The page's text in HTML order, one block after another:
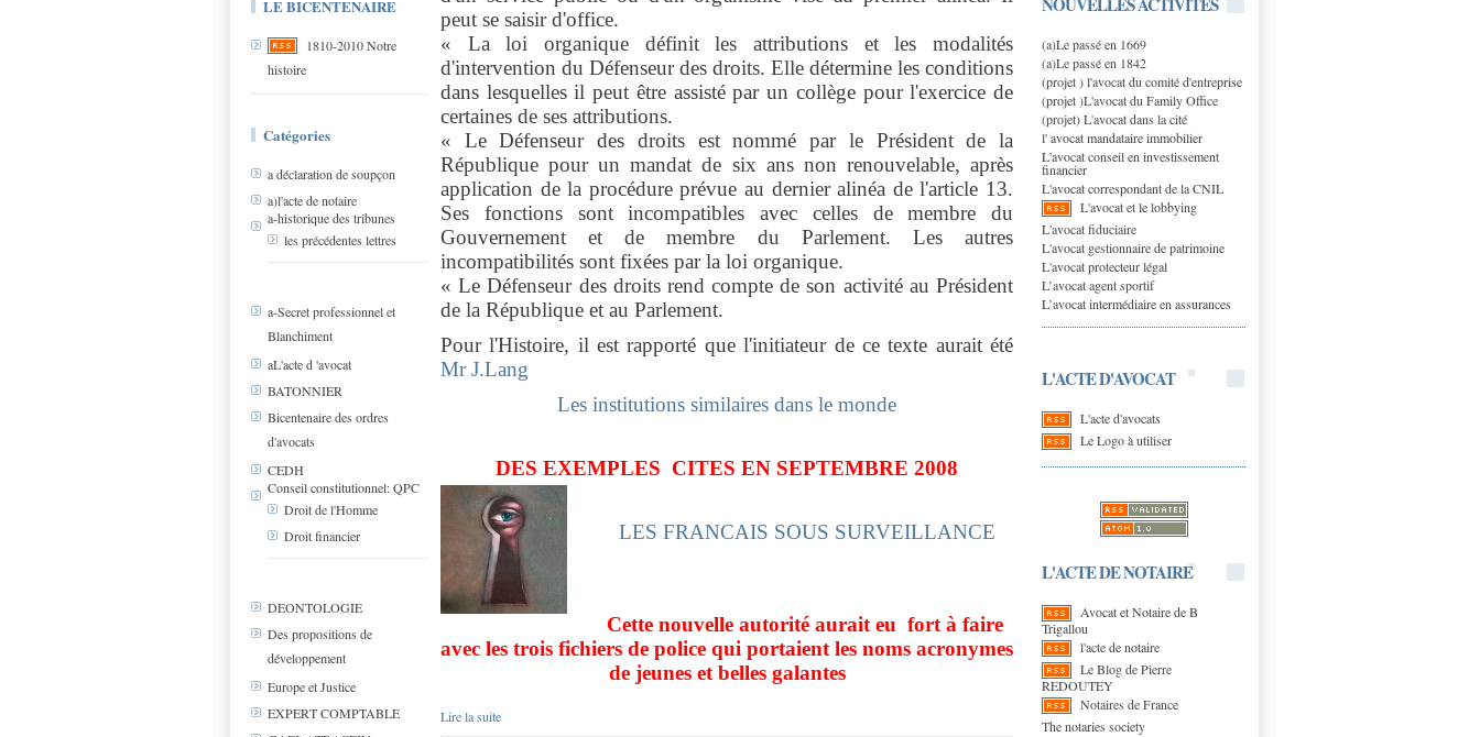
LE BICENTENAIRE
1810-2010 Notre
histoire
Catégories
a déclaration de soupçon
a)l'acte de notaire
a-historique des tribunes
les précédentes lettres
a-Secret professionnel et
Blanchiment
aL'acte d 'avocat
BATONNIER
Bicentenaire des ordres
d'avocats
CEDH
Conseil constitutionnel: QPC
Droit de l'Homme
Droit financier
DEONTOLOGIE
Des propositions de
développement
Europe et Justice
EXPERT COMPTABLE
(a)Le passé en 1669
(a)Le passé en 1842
(projet ) l'avocat du comité d'entreprise
(projet )L'avocat du Family Office
(projet) L'avocat dans la cité
l' avocat mandataire immobilier
L'avocat conseil en investissement
financier
L'avocat correspondant de la CNIL
L'avocat et le lobbying
L'avocat fiduciaire
L'avocat gestionnaire de patrimoine
L'avocat protecteur légal
L’avocat agent sportif
L’avocat intermédiaire en assurances
L'ACTE D'AVOCAT
L'acte d'avocats
Le Logo à utiliser
L'ACTE DE NOTAIRE
Avocat et Notaire de B
Trigallou
l'acte de notaire
Le Blog de Pierre
REDOUTEY
Notaires de France
The notaries society
peut se saisir d'office.
« La loi organique définit les attributions et les modalités
d'intervention du Défenseur des droits. Elle détermine les conditions
dans lesquelles il peut être assisté par un collège pour l'exercice de
certaines de ses attributions.
« Le Défenseur des droits est nommé par le Président de la
République pour un mandat de six ans non renouvelable, après
application de la procédure prévue au dernier alinéa de l'article 13.
Ses fonctions sont incompatibles avec celles de membre du
Gouvernement et de membre du Parlement. Les autres
incompatibilités sont fixées par la loi organique.
« Le Défenseur des droits rend compte de son activité au Président
de la République et au Parlement.
Pour l'Histoire, il est rapporté que l'initiateur de ce texte aurait été
Mr J.Lang
Les institutions similaires dans le monde
DES EXEMPLES CITES EN SEPTEMBRE 2008
LES FRANCAIS SOUS SURVEILLANCE
Cette nouvelle autorité aurait eu fort à faire
avec les trois fichiers de police qui portaient les noms acronymes
de jeunes et belles galantes
Lire la suite